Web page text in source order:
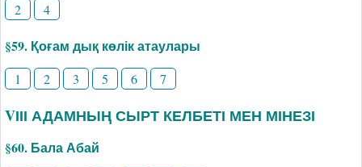
2 4
§59. Қоғам дық көлік атаулары
1 2 3 5 6 7
VІІІ АДАМНЫҢ СЫРТ КЕЛБЕТІ МЕН МІНЕЗІ
§60. Бала Абай